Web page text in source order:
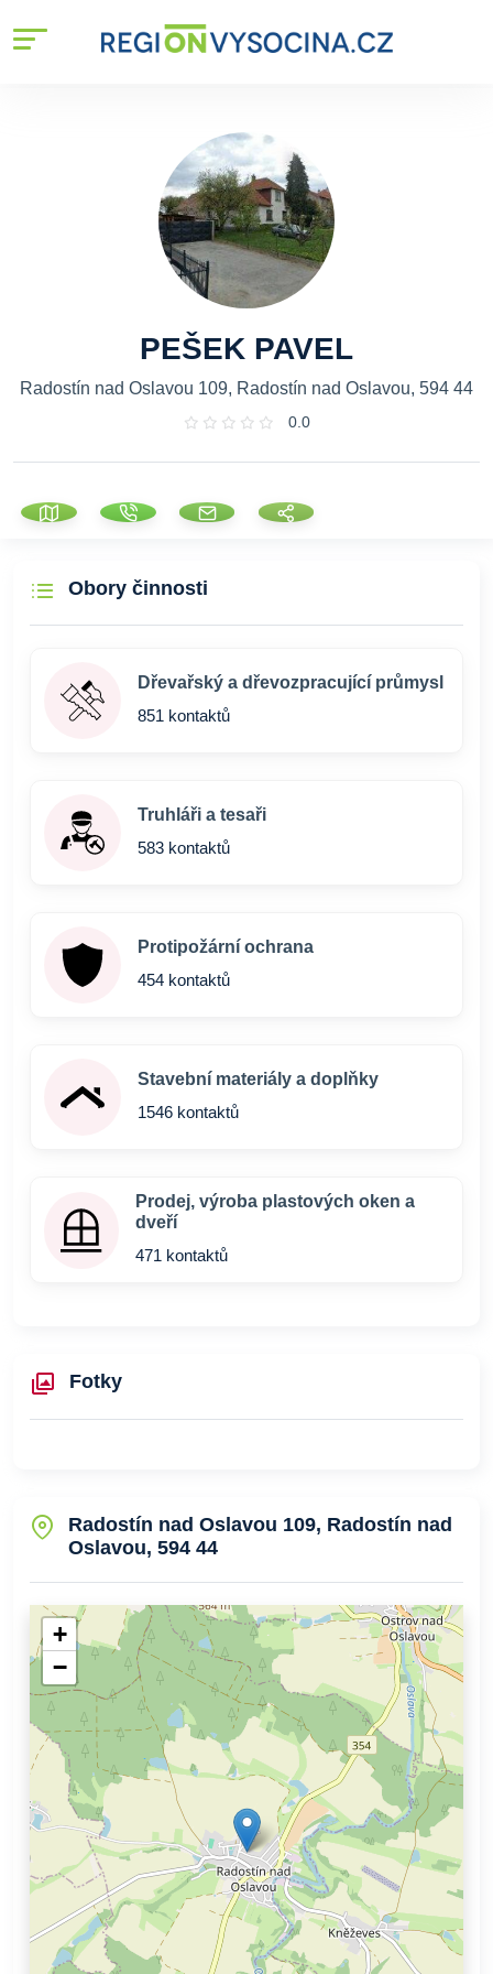
PEŠEK PAVEL
Radostín nad Oslavou 109, Radostín nad Oslavou, 594 44
0.0
Obory činnosti
Dřevařský a dřevozpracující průmysl
851 kontaktů
Truhláři a tesaři
583 kontaktů
Protipožární ochrana
454 kontaktů
Stavební materiály a doplňky
1546 kontaktů
Prodej, výroba plastových oken a
dveří
471 kontaktů
Fotky
Radostín nad Oslavou 109, Radostín nad
Oslavou, 594 44
+
−